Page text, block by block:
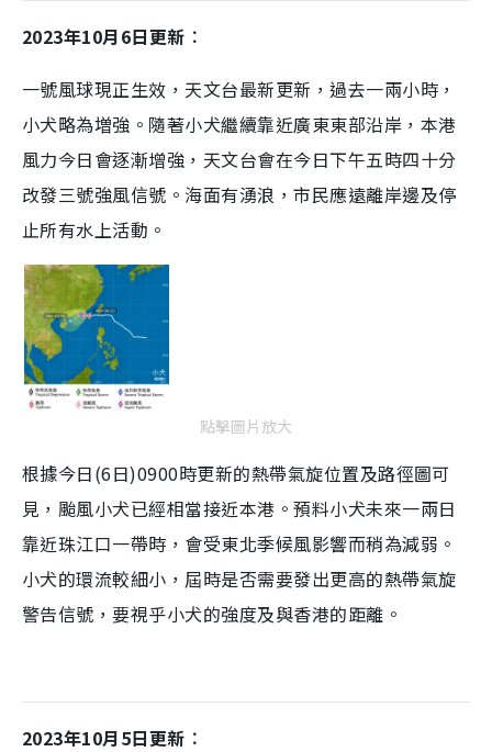
2023年10月6日更新︰
一號風球現正生效，天文台最新更新，過去一兩小時，
小犬略為増強。隨著小犬繼續靠近廣東東部沿岸，本港
風力今日會逐漸增強，天文台會在今日下午五時四十分
改發三號強風信號。海面有湧浪，市民應遠離岸邊及停
止所有水上活動。
點擊圖片放大
根據今日(6日)0900時更新的熱帶氣旋位置及路徑圖可
見，颱風小犬已經相當接近本港。預料小犬未來一兩日
靠近珠江口一帶時，會受東北季候風影響而稍為減弱。
小犬的環流較細小，屆時是否需要發出更高的熱帶氣旋
警告信號，要視乎小犬的強度及與香港的距離。
2023年10月5日更新︰